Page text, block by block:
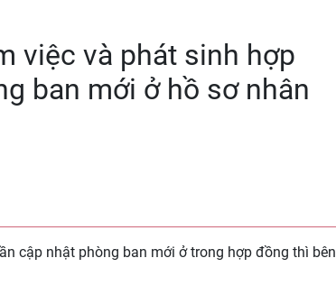
việc và phát sinh hợp
ban mới ở hồ sơ nhân
cập nhật phòng ban mới ở trong hợp đồng thì bên